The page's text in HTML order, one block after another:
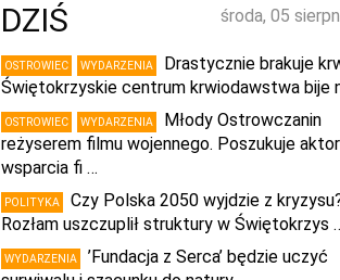
środa, 05
DZIŚ
OSTROWIEC WYDARZENIA
Drastycznie brakuje
Świętokrzyskie centrum krwiodawstwa bije
OSTROWIEC WYDARZENIA
Młody Ostrowczanin
reżyserem filmu wojennego. Poszukuje
wsparcia fi …
POLITYKA
Czy Polska 2050 wyjdzie z
Rozłam uszczuplił struktury w Świętokrzys
WYDARZENIA
’Fundacja z Serca’ będzie uczyć